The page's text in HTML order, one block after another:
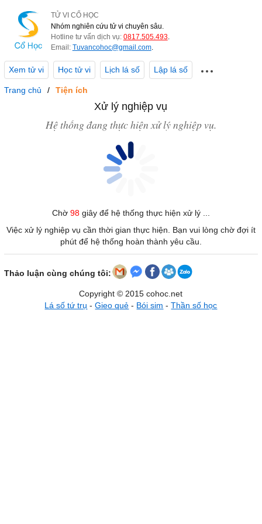
TỬ VI CỔ HỌC
Nhóm nghiên cứu tử vi chuyên sâu.
Hotline tư vấn dịch vụ: 0817.505.493.
Email: Tuvancohoc@gmail.com.
Xem tử vi Học tử vi Lịch lá số Lập lá số
Trang chủ Tiện ích
Xử lý nghiệp vụ
Hệ thống đang thực hiện xử lý nghiệp vụ.
Chờ 98giây để hệ thống thực hiện xử lý ...
Việc xử lý nghiệp vụ cần thời gian thực hiện. Bạn vui lòng chờ đợi ít
phút để hệ thống hoàn thành yêu cầu.
Thảo luận cùng chúng tôi:
Copyright © 2015 cohoc.net
Lá số tứ trụ -Gieo quẻ - Bói sim -Thần số học